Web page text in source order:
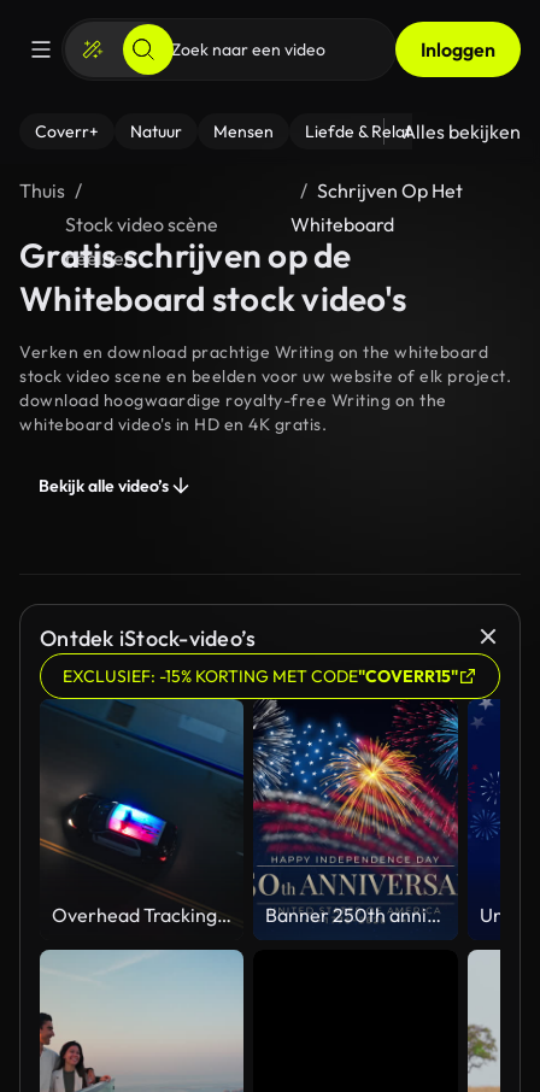
Inloggen
Coverr+ Natuur Mensen Liefde & Relaties - Fitness
Alles bekijken
Thuis
Stock video scène
beelden
Schrijven Op Het
Whiteboard
Gratis schrijven op de
Whiteboard stock video's
Verken en download prachtige Writing on the whiteboard
stock video scene en beelden voor uw website of elk project.
download hoogwaardige royalty-free Writing on the
whiteboard video's in HD en 4K gratis.
Bekijk alle video’s
Ontdek iStock-video’s
EXCLUSIEF: -15% KORTING MET CODE"COVERR15"
Overhead Tracking Drone Shot of a Police Car Driving on a City Street with Lights On at Night Banner 250th anniversary of the USA. 250 years of independence. 4th of july 2026 usa independence day, video greeting card. US flag fireworks on blue sky background. Fourth of july. 4k seamless loop